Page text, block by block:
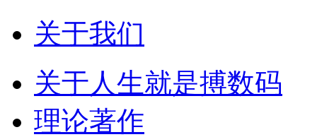
关于我们
关于人生就是搏数码
理论著作